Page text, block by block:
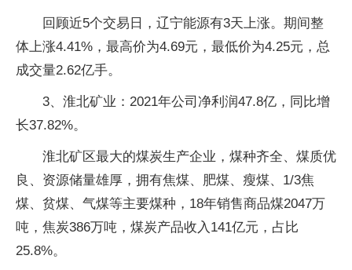
回顾近5个交易日，辽宁能源有3天上涨。期间整
体上涨4.41%，最高价为4.69元，最低价为4.25元，总
成交量2.62亿手。
3、淮北矿业：2021年公司净利润47.8亿，同比增
长37.82%。
淮北矿区最大的煤炭生产企业，煤种齐全、煤质优
良、资源储量雄厚，拥有焦煤、肥煤、瘦煤、1/3焦
煤、贫煤、气煤等主要煤种，18年销售商品煤2047万
吨，焦炭386万吨，煤炭产品收入141亿元，占比
25.8%。